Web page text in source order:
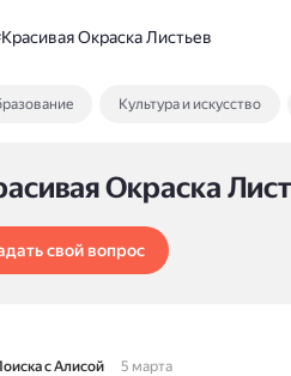
Окраска Листьев
Культура и искусство
Окраска
свой вопрос
с Алисой
5 марта